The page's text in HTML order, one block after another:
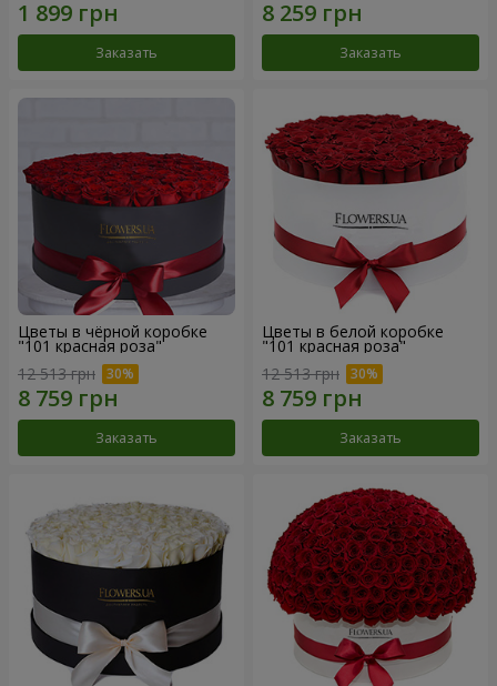
Заказать Заказать
Цветы в чёрной коробке
"101 красная роза"
12 513 грн
Заказать
Цветы в белой коробке
"101 красная роза"
12 513 грн
Заказать